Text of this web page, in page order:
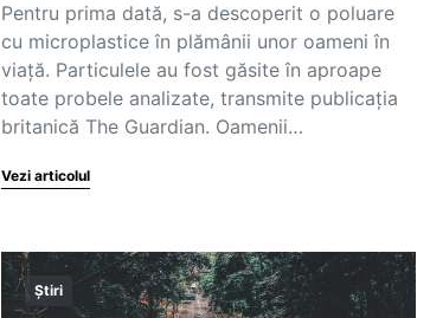
Pentru prima dată, s-a descoperit o poluare
cu microplastice în plămânii unor oameni în
viață. Particulele au fost găsite în aproape
toate probele analizate, transmite publicația
britanică The Guardian. Oamenii…
Vezi articolul
Știri